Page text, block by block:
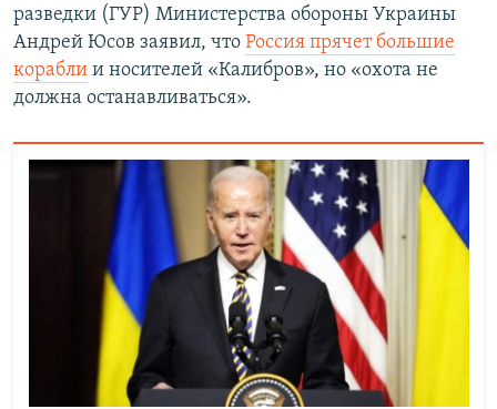
разведки (ГУР) Министерства обороны Украины
Андрей Юсов заявил, что Россия прячет большие
корабли и носителей «Калибров», но «охота не
должна останавливаться».